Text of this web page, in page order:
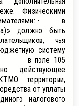
Физическими
· в
должно быть
чья
систему
· в поле 105
действующее
территории,
от уплаты
налогового